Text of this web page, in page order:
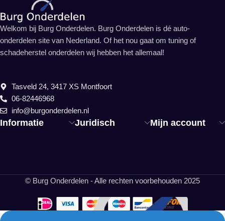
Informatie Juridisch Mijn account
Welkom bij Burg Onderdelen. Burg Onderdelen is dé auto-
onderdelen site van Nederland. Of het nou gaat om tuning of
schadeherstel onderdelen wij hebben het allemaal!
Tasveld 24, 3417 XS Montfoort
06-82446968
info@burgonderdelen.nl
© Burg Onderdelen - Alle rechten voorbehouden 2025